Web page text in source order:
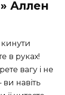
Аллен
в руках!
вагу і не
навіть